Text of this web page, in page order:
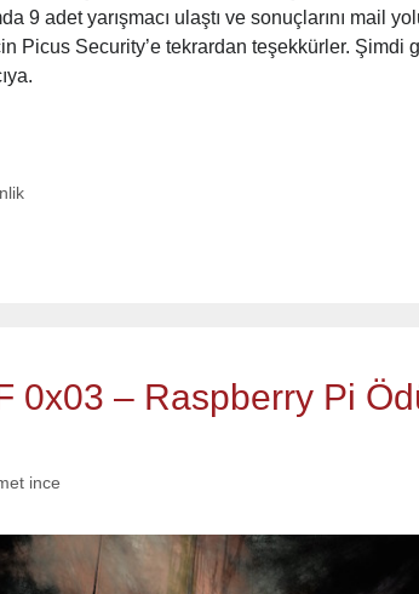
9 adet yarışmacı ulaştı ve sonuçlarını mail
Picus Security’e tekrardan teşekkürler. Şimdi
0x03 – Raspberry Pi
ince